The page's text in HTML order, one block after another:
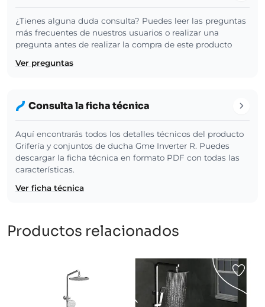
¿Tienes alguna duda consulta? Puedes leer las preguntas
más frecuentes de nuestros usuarios o realizar una
pregunta antes de realizar la compra de este producto
Ver preguntas
Consulta la ficha técnica
Aquí encontrarás todos los detalles técnicos del producto
Grifería y conjuntos de ducha Gme Inverter R. Puedes
descargar la ficha técnica en formato PDF con todas las
características.
Ver ficha técnica
Productos relacionados